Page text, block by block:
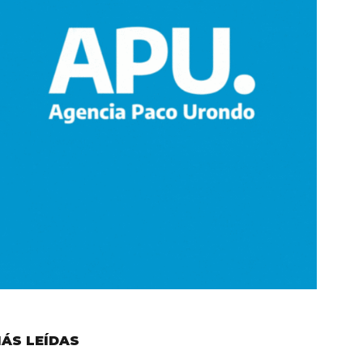
LEÍDAS